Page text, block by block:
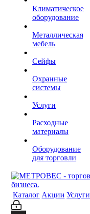
Климатическое
оборудование
Металлическая
мебель
Сейфы
Охранные
системы
Услуги
Расходные
материалы
Оборудование
для торговли
Каталог Акции Услуги